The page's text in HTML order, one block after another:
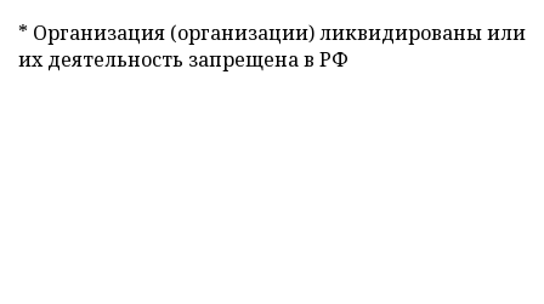
* Организация (организации) ликвидированы или
их деятельность запрещена в РФ